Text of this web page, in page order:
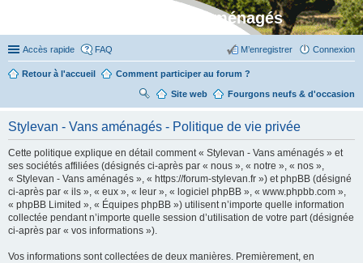
Stylevan - Vans aménagés
Accès rapide FAQ Connexion
M’enregistrer
Retour à l'accueil Comment participer au forum ?
Fourgons neufs & d'occasion
Site web
R
her
ch
er
Stylevan - Vans aménagés - Politique de vie privée
Cette politique explique en détail comment « Stylevan - Vans aménagés » et
ses sociétés affiliées (désignés ci-après par « nous », « notre », « nos »,
« Stylevan - Vans aménagés », « https://forum-stylevan.fr ») et phpBB (désigné
ci-après par « ils », « eux », « leur », « logiciel phpBB », « www.phpbb.com »,
« phpBB Limited », « Équipes phpBB ») utilisent n’importe quelle information
collectée pendant n’importe quelle session d’utilisation de votre part (désignée
ci-après par « vos informations »).
Vos informations sont collectées de deux manières. Premièrement, en